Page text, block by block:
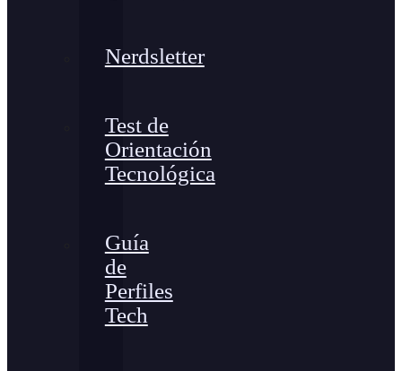
Nerdsletter
Test de
Orientación
Tecnológica
Guía
de
Perfiles
Tech